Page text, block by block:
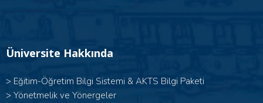
Üniversite Hakkında
> Eğitim-Öğretim Bilgi Sistemi & AKTS Bilgi Paketi
> Yönetmelik ve Yönergeler